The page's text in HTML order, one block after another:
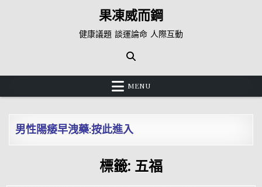
果凍威而鋼
健康議題 談運論命 人際互動
MENU
男性陽痿早洩藥:按此進入
標籤: 五福